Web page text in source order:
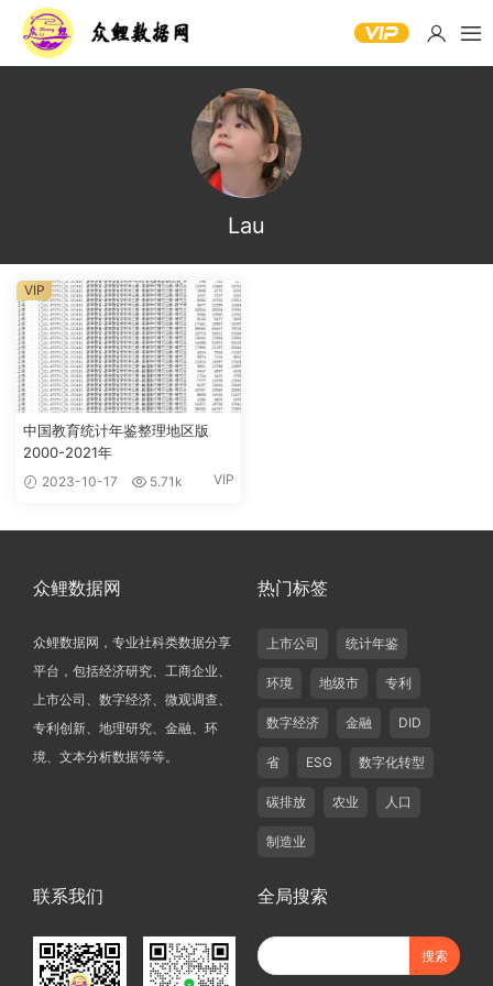
Lau
中国教育统计年鉴整理地区版
2000-2021年
2023-10-17 5.71k VIP
VIP
众鲤数据网
众鲤数据网，专业社科类数据分享
平台，包括经济研究、工商企业、
上市公司、数字经济、微观调查、
专利创新、地理研究、金融、环
境、文本分析数据等等。
热门标签
上市公司 统计年鉴
环境 地级市 专利
数字经济 金融 DID
省 ESG 数字化转型
碳排放 农业 人口
制造业
联系我们 全局搜索